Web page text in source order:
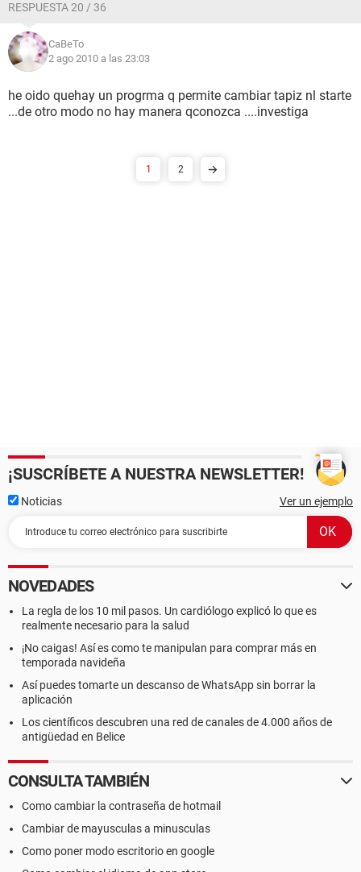
RESPUESTA 20 / 36
CaBeTo
2 ago 2010 a las 23:03
he oido quehay un progrma q permite cambiar tapiz nl starte
...de otro modo no hay manera qconozca ....investiga
1 2
¡SUSCRÍBETE A NUESTRA NEWSLETTER!
Noticias Ver un ejemplo
NOVEDADES
La regla de los 10 mil pasos. Un cardiólogo explicó lo que es
realmente necesario para la salud
¡No caigas! Así es como te manipulan para comprar más en
temporada navideña
Así puedes tomarte un descanso de WhatsApp sin borrar la
aplicación
Los científicos descubren una red de canales de 4.000 años de
antigüedad en Belice
CONSULTA TAMBIÉN
Como cambiar la contraseña de hotmail
Cambiar de mayusculas a minusculas
Como poner modo escritorio en google